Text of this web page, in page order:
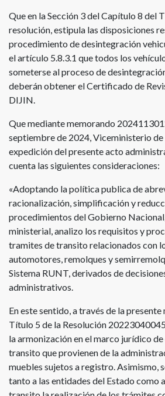
Que en la Sección 3 del Capítulo 8 del
resolución, estipula las disposiciones
procedimiento de desintegración
el artículo 5.8.3.1 que todos los
someterse al proceso de
deberán obtener el Certificado de
DIJIN.
Que mediante memorando
septiembre de 2024, Viceministerio
expedición del presente acto
cuenta las siguientes consideraciones:
«Adoptando la política publica de
racionalización, simplificación y
procedimientos del Gobierno
ministerial, analizo los requisitos y
tramites de transito relacionados con
automotores, remolques y
Sistema RUNT, derivados de
administrativos.
En este sentido, a través de la
Título 5 de la Resolución
la armonización en el marco jurídico
transito que provienen de la
muebles sujetos a registro. Asimismo,
tanto a las entidades del Estado como